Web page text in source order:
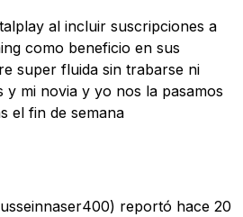
al incluir suscripciones a
como beneficio en sus
super fluida sin trabarse ni
y mi novia y yo nos la pasamos
el fin de semana
reportó hace 20